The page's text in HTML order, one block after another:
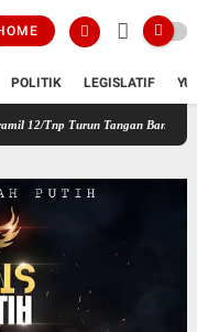
POLITIK LEGISLATIF
Tangan Bantu Warga Panen